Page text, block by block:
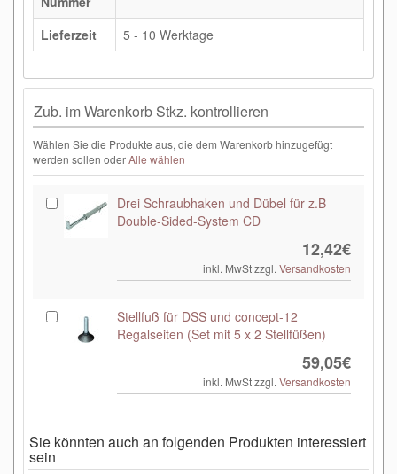
Lieferzeit
5 - 10 Werktage
Zub. im Warenkorb Stkz. kontrollieren
Wählen Sie die Produkte aus, die dem Warenkorb hinzugefügt
werden sollen oderAlle wählen
Drei Schraubhaken und Dübel für z.B
Double-Sided-System CD
12,42€
inkl. MwSt zzgl.Versandkosten
Stellfuß für DSS und concept-12
Regalseiten (Set mit 5 x 2 Stellfüßen)
59,05€
inkl. MwSt zzgl.Versandkosten
Sie könnten auch an folgenden Produkten interessiert
sein